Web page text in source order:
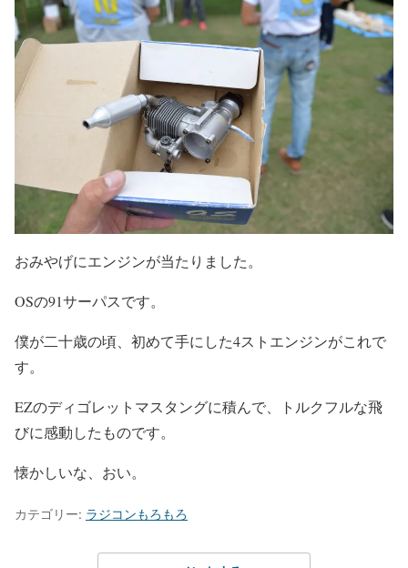
おみやげにエンジンが当たりました。
OSの91サーパスです。
僕が二十歳の頃、初めて手にした4ストエンジンがこれで
す。
EZのディゴレットマスタングに積んで、トルクフルな飛
びに感動したものです。
懐かしいな、おい。
カテゴリー: ラジコンもろもろ